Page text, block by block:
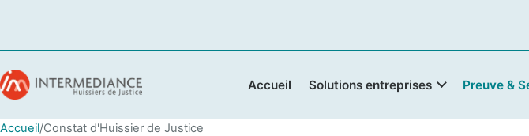
Accueil Solutions entreprises Preuve &
Accueil/Constat d'Huissier de Justice